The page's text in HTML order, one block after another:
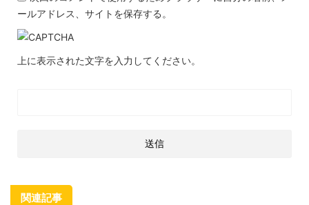
ールアドレス、サイトを保存する。
上に表示された文字を入力してください。
関連記事